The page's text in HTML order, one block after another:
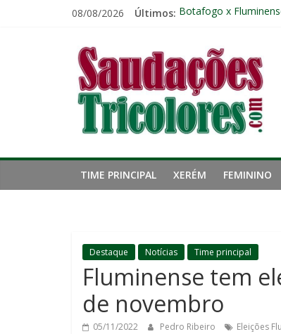
08/08/2026 Últimos: Botafogo x
Fred estreia no
John Kennedy tem
Saudações
Tricolores
TIME PRINCIPAL XERÉM FEMININO
Destaque Notícias Time principal
Fluminense tem
de novembro
05/11/2022 Pedro Ribeiro Eleições